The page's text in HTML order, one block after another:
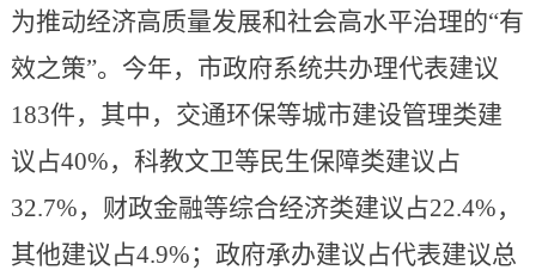
为推动经济高质量发展和社会高水平治理的“有
效之策”。今年，市政府系统共办理代表建议
183件，其中，交通环保等城市建设管理类建
议占40%，科教文卫等民生保障类建议占
32.7%，财政金融等综合经济类建议占22.4%，
其他建议占4.9%；政府承办建议占代表建议总